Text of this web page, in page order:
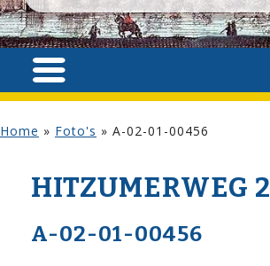
Home » Foto's » A-02-01-00456
HITZUMERWEG 2
A-02-01-00456